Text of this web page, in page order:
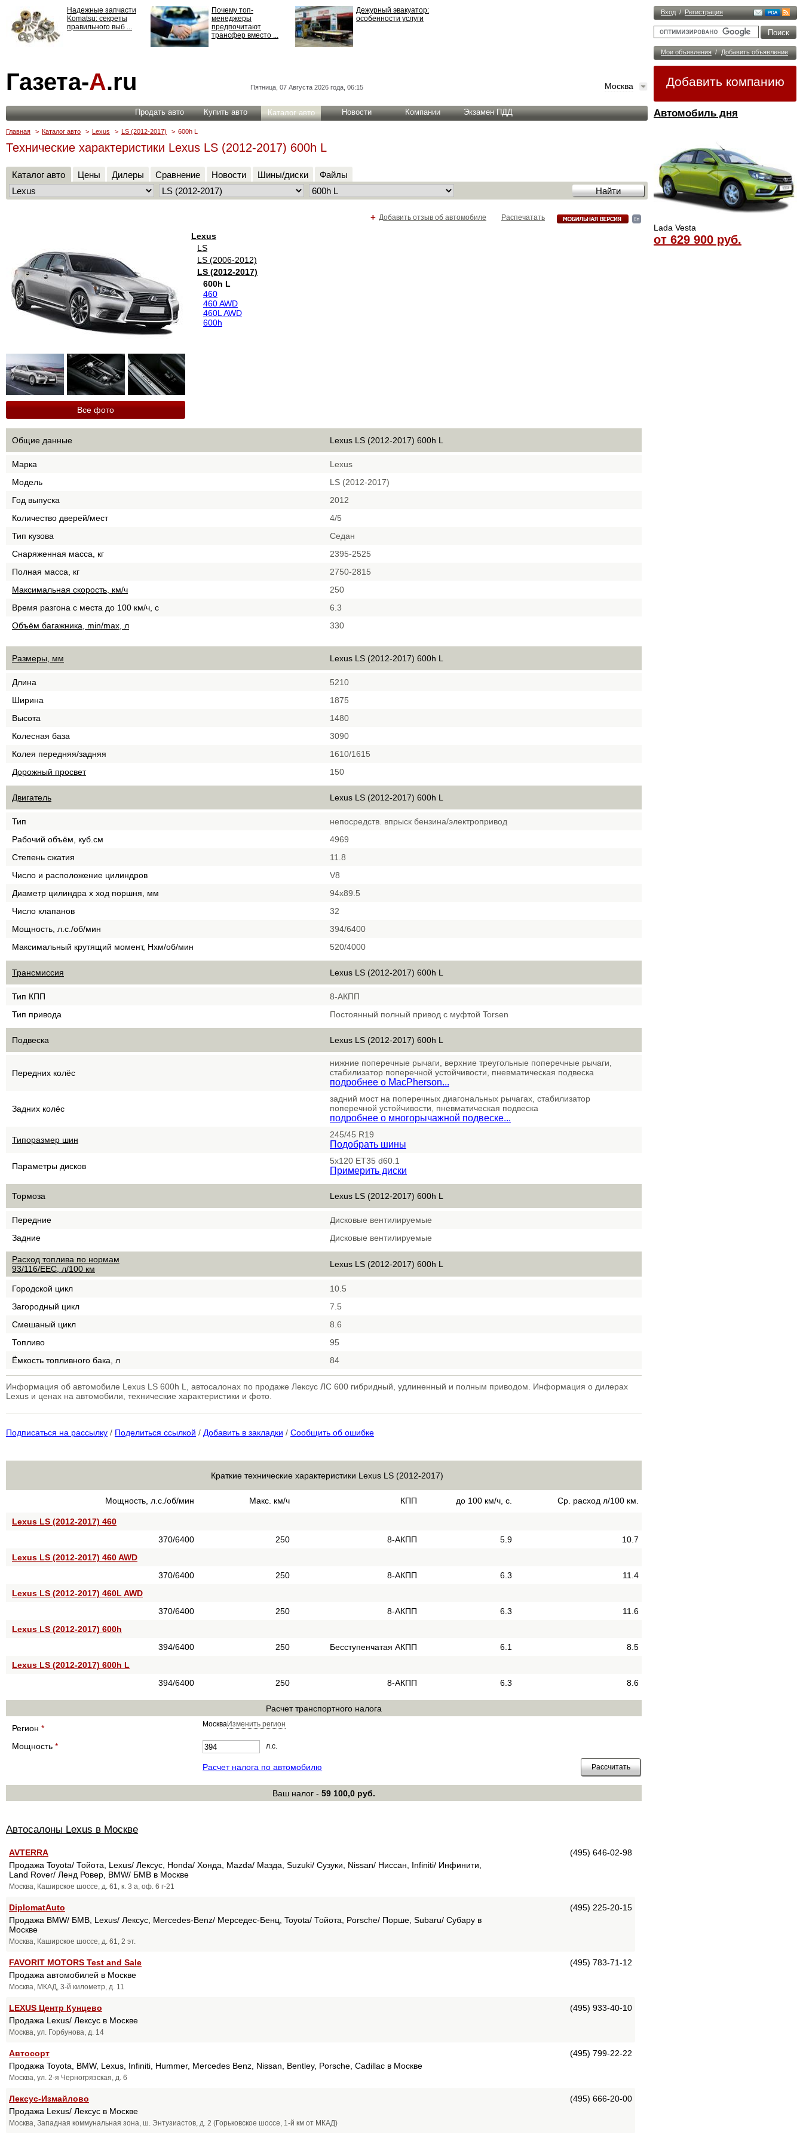
Вход / Регистрация
Мои объявления / Добавить объявление
Добавить компанию
Автомобиль дня
Lada Vesta
от 629 900 руб.
Надежные запчасти
Komatsu: секреты
правильного выб ...
Почему топ-
менеджеры
предпочитают
трансфер вместо ...
Дежурный эвакуатор:
особенности услуги
ответственности: все,
что нужно знать ...
Газета-А.ru Пятница, 07 Августа 2026 года, 06:15 Москва
Продать авто Купить авто Каталог авто Новости Компании Экзамен ПДД
Главная > Каталог авто > Lexus > LS (2012-2017) > 600h L
Технические характеристики Lexus LS (2012-2017) 600h L
Каталог авто Цены Дилеры Сравнение Новости Шины/диски Файлы
Распечатать
+ Добавить отзыв об автомобиле
Все фото
Lexus
LS
LS (2006-2012)
LS (2012-2017)
600h L
460
460 AWD
460L AWD
600h
Общие данные Lexus LS (2012-2017) 600h L
Марка
Lexus
Модель
LS (2012-2017)
Год выпуска
2012
Количество дверей/мест
4/5
Тип кузова
Седан
Снаряженная масса, кг
2395-2525
Полная масса, кг
2750-2815
Максимальная скорость, км/ч
250
Время разгона с места до 100 км/ч, с
6.3
Объём багажника, min/max, л
330
Размеры, мм Lexus LS (2012-2017) 600h L
Длина
5210
Ширина
1875
Высота
1480
Колесная база
3090
Колея передняя/задняя
1610/1615
Дорожный просвет
150
Двигатель Lexus LS (2012-2017) 600h L
Тип
непосредств. впрыск бензина/электропривод
Рабочий объём, куб.см
4969
Степень сжатия
11.8
Число и расположение цилиндров
V8
Диаметр цилиндра х ход поршня, мм
94х89.5
Число клапанов
32
Мощность, л.с./об/мин
394/6400
Максимальный крутящий момент, Нхм/об/мин
520/4000
Трансмиссия Lexus LS (2012-2017) 600h L
Тип КПП
8-АКПП
Тип привода
Постоянный полный привод с муфтой Torsen
Подвеска Lexus LS (2012-2017) 600h L
Передних колёс
нижние поперечные рычаги, верхние треугольные поперечные рычаги,
стабилизатор поперечной устойчивости, пневматическая подвеска
подробнее о MacPherson...
Задних колёс
задний мост на поперечных диагональных рычагах, стабилизатор
поперечной устойчивости, пневматическая подвеска
подробнее о многорычажной подвеске...
Типоразмер шин
245/45 R19
Подобрать шины
Параметры дисков
5x120 ET35 d60.1
Примерить диски
Тормоза Lexus LS (2012-2017) 600h L
Передние
Дисковые вентилируемые
Задние
Дисковые вентилируемые
Расход топлива по нормам
93/116/EEC, л/100 км
Lexus LS (2012-2017) 600h L
Городской цикл
10.5
Загородный цикл
7.5
Смешаный цикл
8.6
Топливо
95
Ёмкость топливного бака, л
84
Информация об автомобиле Lexus LS 600h L, автосалонах по продаже Лексус ЛС 600 гибридный, удлиненный и полным приводом. Информация о дилерах
Lexus и ценах на автомобили, технические характеристики и фото.
Подписаться на рассылку / Поделиться ссылкой / Добавить в закладки / Сообщить об ошибке
Краткие технические характеристики Lexus LS (2012-2017)
Мощность, л.с./об/мин Макс. км/ч КПП до 100 км/ч, с. Ср. расход л/100 км.
Lexus LS (2012-2017) 460
370/6400
250 8-АКПП 5.9
10.7
Lexus LS (2012-2017) 460 AWD
370/6400
250 8-АКПП 6.3
11.4
Lexus LS (2012-2017) 460L AWD
370/6400
250 8-АКПП 6.3
11.6
Lexus LS (2012-2017) 600h
394/6400
250 Бесступенчатая АКПП 6.1
8.5
Lexus LS (2012-2017) 600h L
394/6400
250 8-АКПП 6.3 8.6
Расчет транспортного налога
Регион * МоскваИзменить регион
Мощность * л.с.
Расчет налога по автомобилю
Ваш налог - 59 100,0 руб.
Автосалоны Lexus в Москве
AVTERRA
(495) 646-02-98
Продажа Toyota/ Тойота, Lexus/ Лексус, Honda/ Хонда, Mazda/ Мазда, Suzuki/ Сузуки, Nissan/ Ниссан, Infiniti/ Инфинити,
Land Rover/ Ленд Ровер, BMW/ БМВ в Москве
Москва, Каширское шоссе, д. 61, к. 3 а, оф. 6 г-21
DiplomatAuto
(495) 225-20-15
Продажа BMW/ БМВ, Lexus/ Лексус, Mercedes-Benz/ Мерседес-Бенц, Toyota/ Тойота, Porsche/ Порше, Subaru/ Субару в
Москве
Москва, Каширское шоссе, д. 61, 2 эт.
FAVORIT MOTORS Test and Sale
(495) 783-71-12
Продажа автомобилей в Москве
Москва, МКАД, 3-й километр, д. 11
LEXUS Центр Кунцево
(495) 933-40-10
Продажа Lexus/ Лексус в Москве
Москва, ул. Горбунова, д. 14
Автосорт
(495) 799-22-22
Продажа Toyota, BMW, Lexus, Infiniti, Hummer, Mercedes Benz, Nissan, Bentley, Porsche, Cadillac в Москве
Москва, ул. 2-я Черногрязская, д. 6
Лексус-Измайлово
(495) 666-20-00
Продажа Lexus/ Лексус в Москве
Москва, Западная коммунальная зона, ш. Энтузиастов, д. 2 (Горьковское шоссе, 1-й км от МКАД)